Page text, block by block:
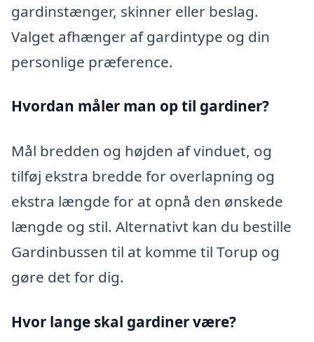
gardinstænger, skinner eller beslag.
Valget afhænger af gardintype og din
personlige præference.
Hvordan måler man op til gardiner?
Mål bredden og højden af vinduet, og
tilføj ekstra bredde for overlapning og
ekstra længde for at opnå den ønskede
længde og stil. Alternativt kan du bestille
Gardinbussen til at komme til Torup og
gøre det for dig.
Hvor lange skal gardiner være?